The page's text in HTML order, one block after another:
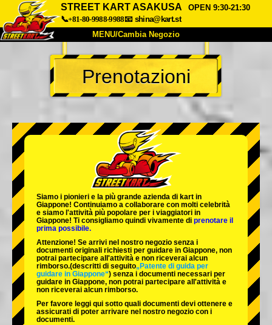
STREET KART ASAKUSA
OPEN 9:30-21:30
📞+81-80-9988-9988📧 shina@kart.st
MENU/Cambia Negozio
INIZIO
Chi Siamo Specifiche Prezzo
Azienda Prenotazioni
Cambia Negozio
Tokyo Shinagawa Tokyo Akihabara#1
Tokyo Akihabara#2
Tokyo Shibuya Annex Tokyo Bay
Tokyo Asakusa Osaka
Okinawa
Prenotazioni
Siamo i pionieri e la più grande azienda di kart in
Giappone! Continuiamo a collaborare con molti celebrità
e siamo l'attività più popolare per i viaggiatori in
Giappone! Ti consigliamo quindi vivamente di prenotare il
prima possibile.
Attenzione! Se arrivi nel nostro negozio senza i
documenti originali richiesti per guidare in Giappone, non
potrai partecipare all'attività e non riceverai alcun
rimborso.(descritti di seguito„Patente di guida per
guidare in Giappone“) senza i documenti necessari per
guidare in Giappone, non potrai partecipare all'attività e
non riceverai alcun rimborso.
Per favore leggi qui sotto quali documenti devi ottenere e
assicurati di poter arrivare nel nostro negozio con i
documenti.